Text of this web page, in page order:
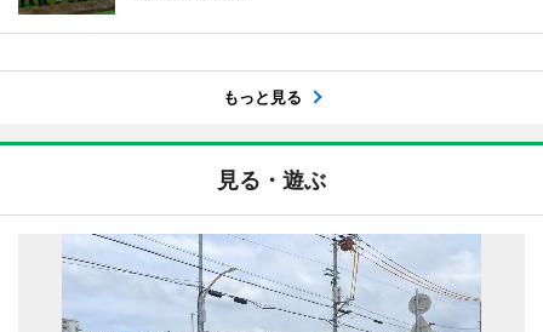
もっと見る
見る・遊ぶ